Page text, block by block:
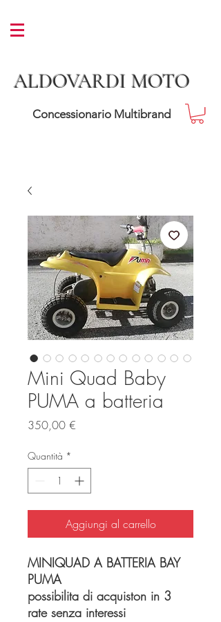
ALDOVARDI MOTO
Concessionario Multibrand
Mini Quad Baby
PUMA a batteria
350,00 €
Quantità *
Aggiungi al carrello
MINIQUAD A BATTERIA BAY
PUMA
possibilita di acquiston in 3
rate senza interessi